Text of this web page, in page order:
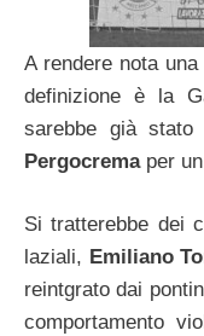
A rendere nota
definizione è la
sarebbe già stato
Pergocremaper un
Si tratterebbe dei
laziali, Emiliano
reintgrato dai
comportamento